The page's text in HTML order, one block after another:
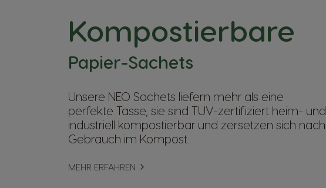
Kompostierbare
Papier-Sachets
Unsere NEO Sachets liefern mehr als eine
perfekte Tasse, sie sind TUV-zertifiziert heim- und
industriell kompostierbar und zersetzen sich nach
Gebrauch im Kompost.
MEHR ERFAHREN